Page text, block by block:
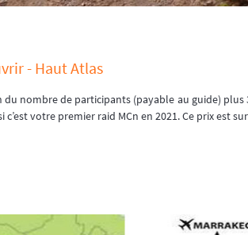
- Haut Atlas
nombre de participants (payable au guide)
votre premier raid MCn en 2021. Ce prix est